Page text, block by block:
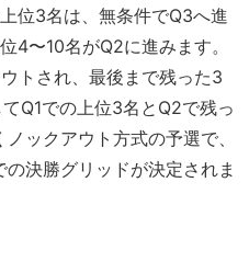
位3名は、無条件でQ3へ進
4〜10名がQ2に進みます。
トされ、最後まで残った3
Q1での上位3名とQ2で残っ
ックアウト方式の予選で、
決勝グリッドが決定されま